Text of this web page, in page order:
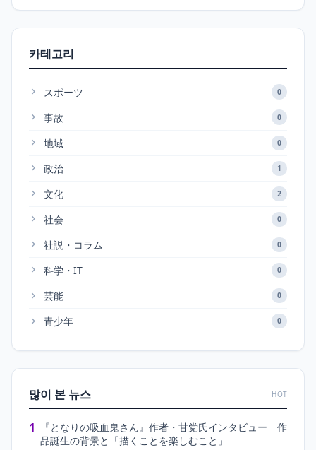
카테고리
スポーツ 0
事故 0
地域 0
政治 1
文化 2
社会 0
社説・コラム 0
科学・IT 0
芸能 0
青少年 0
많이 본 뉴스 HOT
1
『となりの吸血鬼さん』作者・甘党氏インタビュー 作
品誕生の背景と「描くことを楽しむこと」